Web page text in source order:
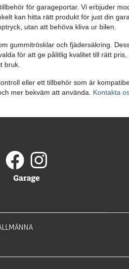
för garageportar. Vi erbjuder
kan hitta rätt produkt för just din
utan att behöva kliva ur bilen.
gummitrösklar och fjädersäkring.
för att ge pålitlig kvalitet till rätt pris,
bruk.
eller ett tillbehör som är
mer bekväm att använda. Kontakta
Garage